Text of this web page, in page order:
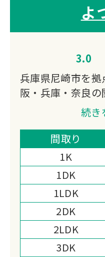
よ
3.0
兵庫県尼崎市を
阪・兵庫・奈良
理・生前整理・
買取専門店とし
品に込められた
という姿勢が、
です。
続き
間取り
1K
1DK
1LDK
2DK
2LDK
3DK